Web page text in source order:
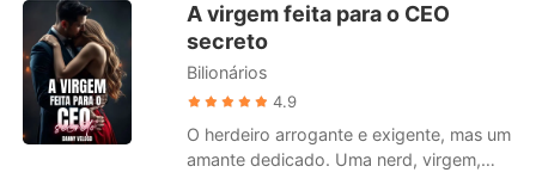
Baixar App
Romance
Bilionários
Ranking
A virgem feita para o CEO
secreto
Bilionários
4.9
O herdeiro arrogante e exigente, mas um
amante dedicado. Uma nerd, virgem,